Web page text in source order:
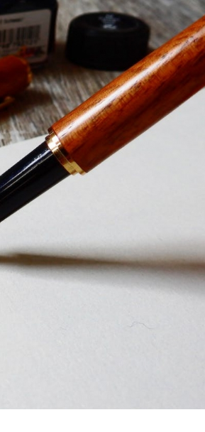
Poczta
Księgarnia